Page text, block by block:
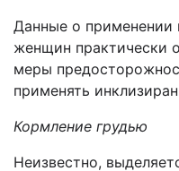
Данные о применении
женщин практически
меры
применять
Кормление грудью
Неизвестно,